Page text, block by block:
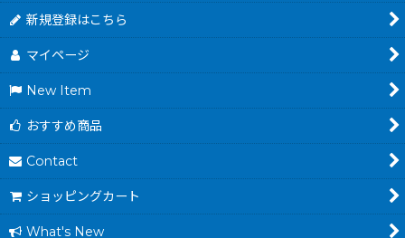
新規登録はこちら
マイページ
New Item
おすすめ商品
Contact
ショッピングカート
What's New